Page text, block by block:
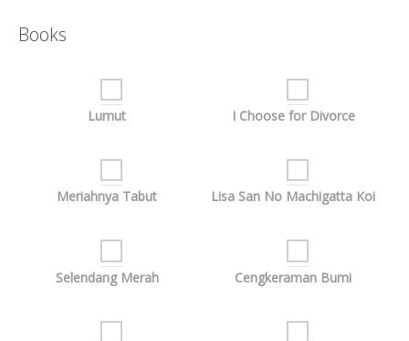
Books
Lumut I Choose for Divorce
Meriahnya Tabut Lisa San No Machigatta Koi
Selendang Merah Cengkeraman Bumi